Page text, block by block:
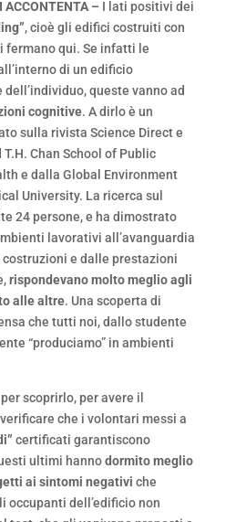
ACCONTENTA – I lati positivi dei
, cioè gli edifici costruiti con
fermano qui. Se infatti le
di un edificio
queste vanno ad
cognitive. A dirlo è un
sulla rivista Science Direct e
Chan School of Public
e dalla Global Environment
University. La ricerca sul
24 persone, e ha dimostrato
lavorativi all’avanguardia
e dalle prestazioni
rispondevano molto meglio agli
alle altre. Una scoperta di
che tutti noi, dallo studente
“produciamo” in ambienti
scoprirlo, per avere il
che i volontari messi a
certificati garantiscono
ultimi hannodormito meglio
ai sintomi negativi che
occupanti dell’edificio non